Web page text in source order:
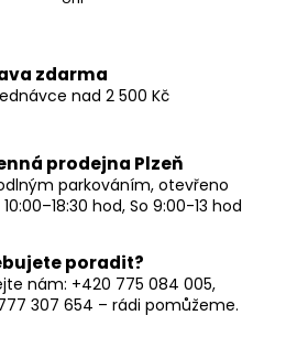
zdarma
nad 2 500 Kč
prodejna Plzeň
parkováním, otevřeno
10:00–18:30 hod, So 9:00-13 hod
poradit?
nám: +420 775 084 005,
307 654 – rádi pomůžeme.